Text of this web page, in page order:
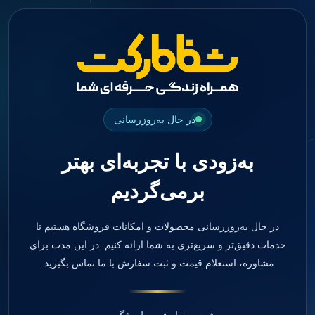
در حال به‌روزرسانی
به‌زودی با تجربه‌ای بهتر
برمی‌گردیم
در حال به‌روزرسانی محصولات و امکانات فروشگاه هستیم تا
خدمات دقیق‌تر و سریع‌تری به شما ارائه کنیم. در این مدت برای
مشاوره، استعلام قیمت و ثبت سفارش با ما تماس بگیرید.
جستجو
Impression Coping
صفحه اصلی
دندانپزشکی
مواد ترمیمی
کامپوزیت
کامپوزیت فلو
اسید اچ
باندینگ
بلیچینگ